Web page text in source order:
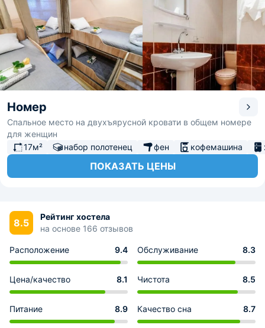
Номер
Спальное место на двухъярусной кровати в общем номере
для женщин
17м²
набор полотенец фен кофемашина
ПОКАЗАТЬ ЦЕНЫ
8.5
Рейтинг хостела
на основе 166 отзывов
Расположение 9.4 Обслуживание 8.3
Цена/качество 8.1 Чистота 8.5
Питание 8.9 Качество сна 8.7